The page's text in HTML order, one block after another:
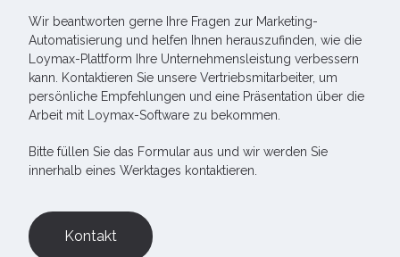
Wir beantworten gerne Ihre Fragen zur Marketing-
Automatisierung und helfen Ihnen herauszufinden, wie die
Loymax-Plattform Ihre Unternehmensleistung verbessern
kann. Kontaktieren Sie unsere Vertriebsmitarbeiter, um
persönliche Empfehlungen und eine Präsentation über die
Arbeit mit Loymax-Software zu bekommen.
Bitte füllen Sie das Formular aus und wir werden Sie
innerhalb eines Werktages kontaktieren.
Kontakt